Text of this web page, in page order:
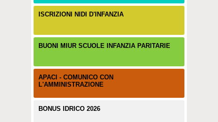
ISCRIZIONI NIDI D'INFANZIA
BUONI MIUR SCUOLE INFANZIA PARITARIE
APACI - COMUNICO CON
L'AMMINISTRAZIONE
BONUS IDRICO 2026